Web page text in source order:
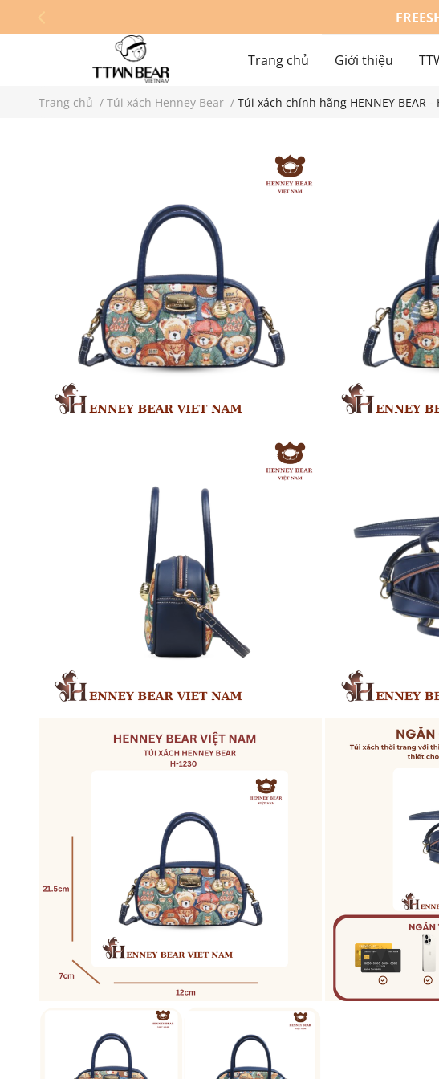
Trang chủ Giới thiệu
Hệ thống cửa hàng
Trang chủ / Túi xách Henney Bear / Túi xách chính hãng HENNEY BEAR -